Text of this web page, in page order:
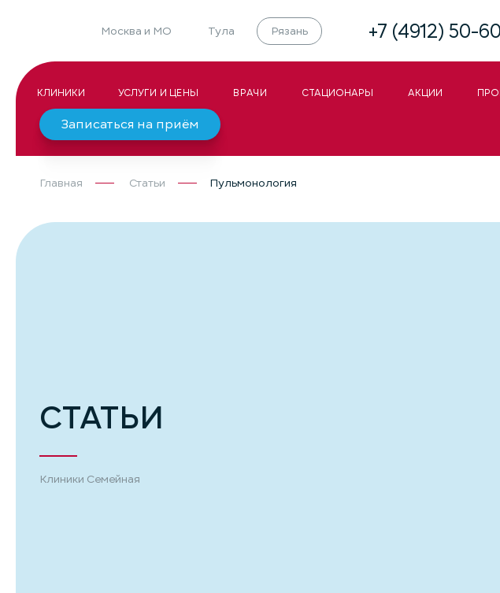
Москва и МО Тула Рязань +7 (4912) 50-
КЛИНИКИ УСЛУГИ И ЦЕНЫ ВРАЧИ СТАЦИОНАРЫ АКЦИИ
Записаться на приём
Главная Статьи Пульмонология
СТАТЬИ
Клиники Семейная